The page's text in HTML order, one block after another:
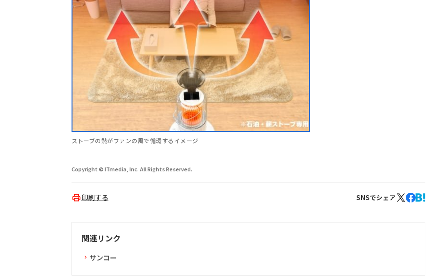
ストーブの熱がファンの風で循環するイメージ
Copyright © ITmedia, Inc. All Rights Reserved.
印刷する SNSでシェア
関連リンク
サンコー